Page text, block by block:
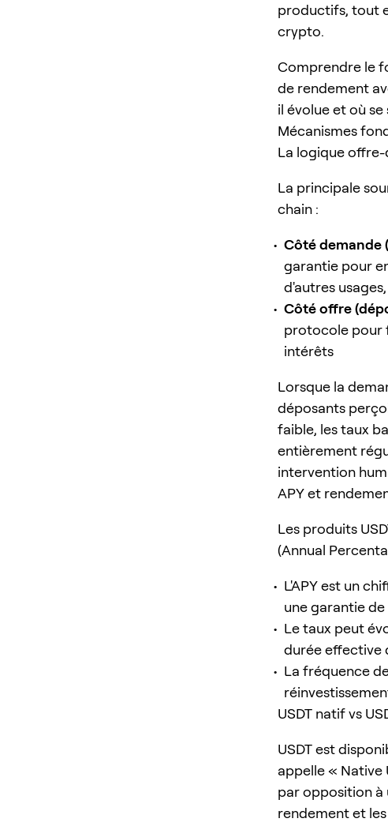
productifs, tout
crypto.
Comprendre le
de rendement
il évolue et où
Mécanismes
La logique offre-
La principale
chain :
Côté demande
garantie pour
d'autres
Côté offre
protocole pour
intérêts
Lorsque la
déposants
faible, les taux
entièrement
intervention
APY et
Les produits
(Annual
L'APY est un
une garantie
Le taux peut
durée effective
La fréquence
USDT natif vs
USDT est
appelle « Native
par opposition à
rendement et